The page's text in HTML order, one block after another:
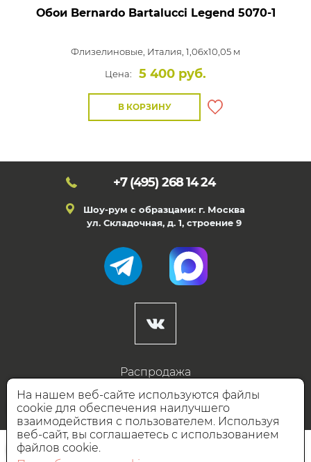
Обои Bernardo Bartalucci Legend 5070-1
Флизелиновые, Италия, 1,06x10,05 м
Цена:
5 400 руб.
В КОРЗИНУ
+7 (495) 268 14 24
Шоу-рум с образцами: г. Москва
ул. Складочная, д. 1, строение 9
Распродажа
Готовые дизайны
Дизайнерам
НАШИ ПАРТНЁРЫ
На нашем веб-сайте используются файлы
cookie для обеспечения наилучшего
взаимодействия с пользователем. Используя
веб-сайт, вы соглашаетесь с использованием
файлов cookie.